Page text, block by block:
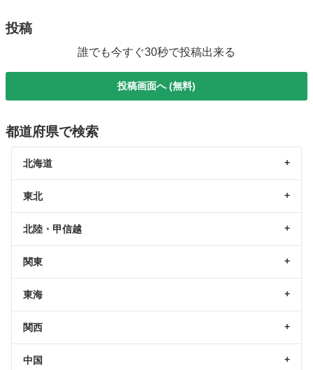
投稿
誰でも今すぐ30秒で投稿出来る
投稿画面へ (無料)
都道府県で検索
北海道
東北
北陸・甲信越
関東
東海
関西
中国